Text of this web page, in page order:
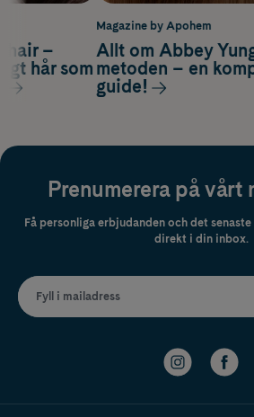
hair –
hår som
Magazine by Apohem
Allt om Abbey
metoden – en
guide!
Prenumerera på vårt
Få personliga erbjudanden och det
direkt i din inbox.
Fyll i mailadress